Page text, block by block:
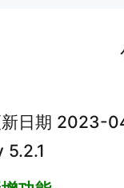
日期 2023-
5.2.1